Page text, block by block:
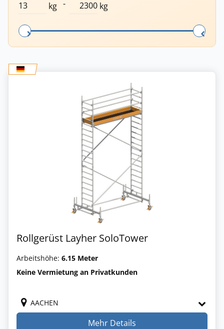
kg - kg
Rollgerüst Layher SoloTower
Arbeitshöhe: 6.15 Meter
Keine Vermietung an Privatkunden
AACHEN
Mehr Details